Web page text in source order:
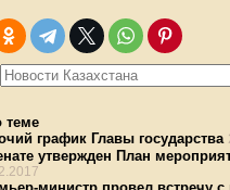
теме
график Главы государства
утвержден План